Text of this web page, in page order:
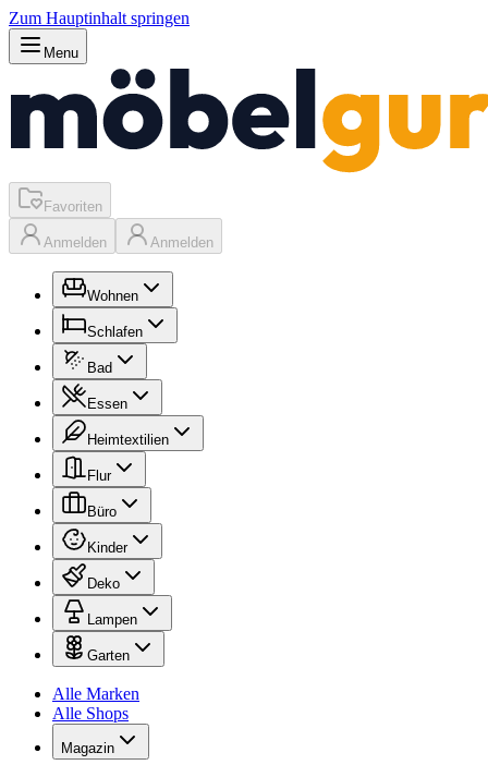
Zum Hauptinhalt springen
Menu
Favoriten
Anmelden Anmelden
Wohnen
Schlafen
Bad
Essen
Heimtextilien
Flur
Büro
Kinder
Deko
Lampen
Garten
Alle Marken
Alle Shops
Magazin